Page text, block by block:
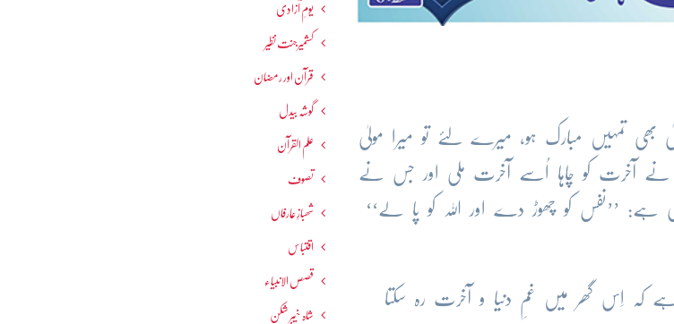
بھی تمہیں مبارک ہو، میرے لئے تو میرا مولیٰ
نے آخرت کو چاہا اُسے آخرت ملی اور جس نے
ہے: ’’نفس کو چھوڑ دے اور اللہ کو پا لے‘‘
اِس گھر میں غمِ دنیا و آخرت رہ سکتا
یومِ آزادی
کشمیرجنت نظیر
قرآن اور رمضان
گوشہ بیدل
علم القرآن
تصوف
شھبازِ عارفاں
اقتباس
قصص الانبیاء
شاہ خیبر شکن